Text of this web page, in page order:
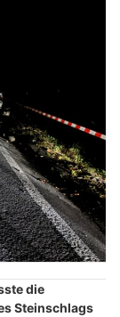
die
Steinschlags